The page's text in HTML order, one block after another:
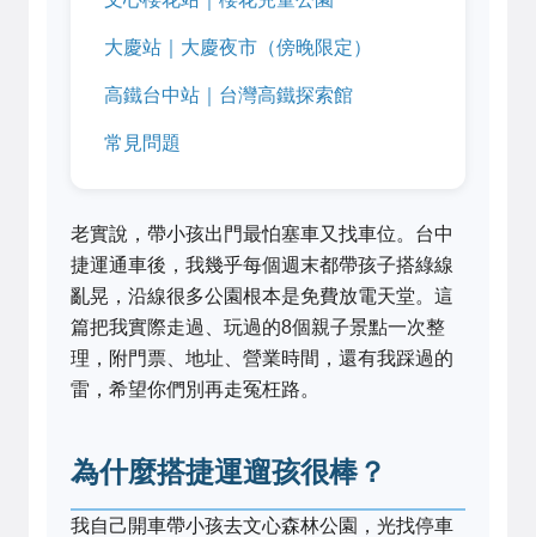
大慶站｜大慶夜市（傍晚限定）
高鐵台中站｜台灣高鐵探索館
常見問題
老實說，帶小孩出門最怕塞車又找車位。台中
捷運通車後，我幾乎每個週末都帶孩子搭綠線
亂晃，沿線很多公園根本是免費放電天堂。這
篇把我實際走過、玩過的8個親子景點一次整
理，附門票、地址、營業時間，還有我踩過的
雷，希望你們別再走冤枉路。
為什麼搭捷運遛孩很棒？
我自己開車帶小孩去文心森林公園，光找停車